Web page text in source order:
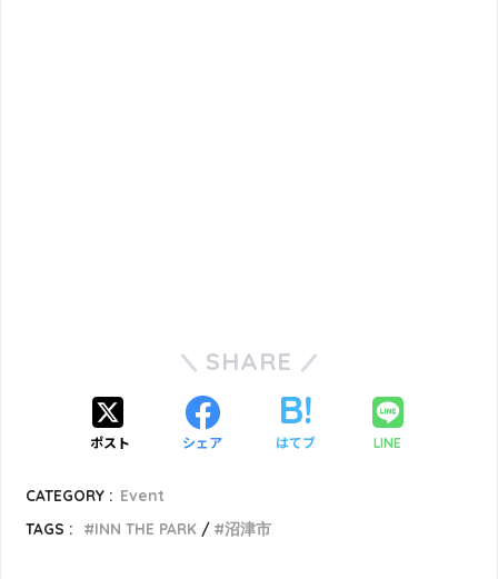
SHARE
ポスト シェア はてブ LINE
CATEGORY : Event
TAGS :
INN THE PARK 沼津市